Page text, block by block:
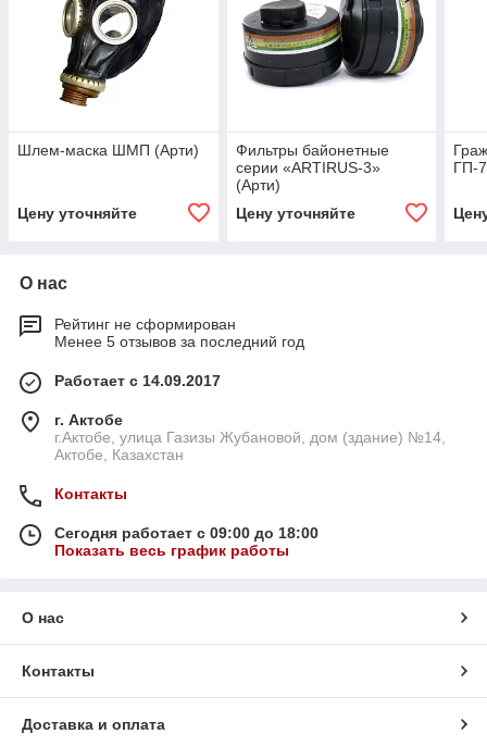
Шлем-маска ШМП (Арти)
Цену уточняйте
Фильтры байонетные
серии «ARTIRUS-3»
(Арти)
Цену уточняйте
ГП-
О нас
Рейтинг не сформирован
Менее 5 отзывов за последний год
Работает с 14.09.2017
г. Актобе
г.Актобе, улица Газизы Жубановой, дом (здание) №14,
Актобе, Казахстан
Контакты
Сегодня работает с 09:00 до 18:00
Показать весь график работы
О нас
Контакты
Доставка и оплата